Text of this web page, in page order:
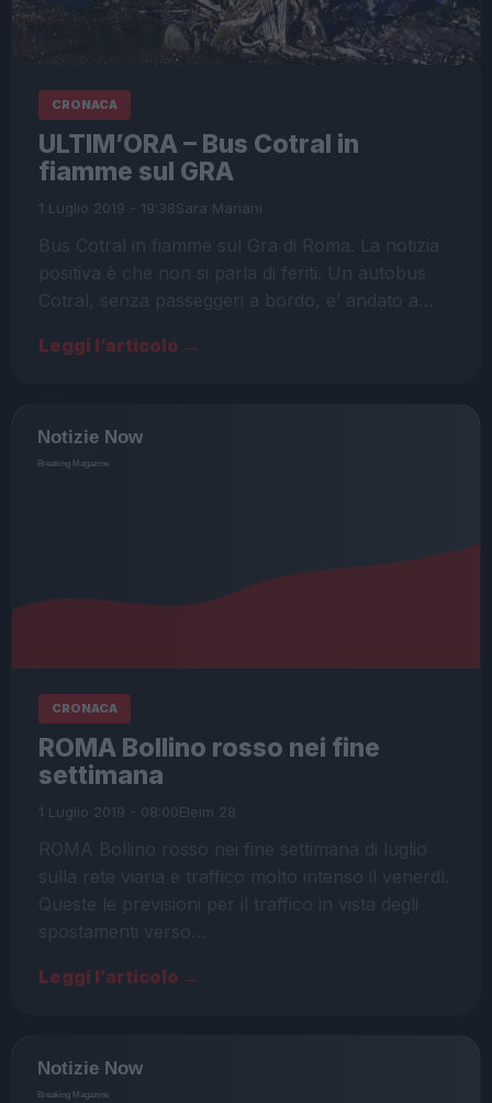
CRONACA
ULTIM’ORA – Bus Cotral in
fiamme sul GRA
1 Luglio 2019 - 19:38Sara Mariani
Bus Cotral in fiamme sul Gra di Roma. La notizia
positiva è che non si parla di feriti. Un autobus
Cotral, senza passeggeri a bordo, e’ andato a…
Leggi l’articolo →
CRONACA
ROMA Bollino rosso nei fine
settimana
1 Luglio 2019 - 08:00Eleim 28
ROMA Bollino rosso nei fine settimana di luglio
sulla rete viaria e traffico molto intenso il venerdì.
Queste le previsioni per il traffico in vista degli
spostamenti verso…
Leggi l’articolo →